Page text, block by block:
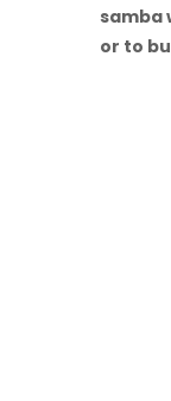
samba
or to